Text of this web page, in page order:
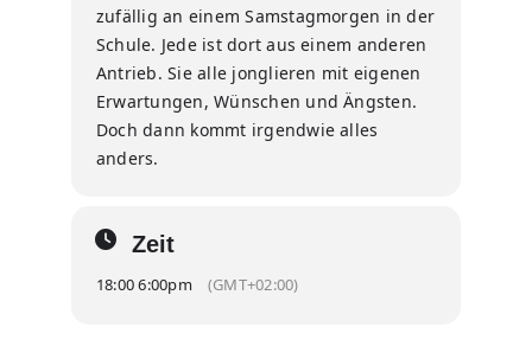
zufällig an einem Samstagmorgen in der
Schule. Jede ist dort aus einem anderen
Antrieb. Sie alle jonglieren mit eigenen
Erwartungen, Wünschen und Ängsten.
Doch dann kommt irgendwie alles
anders.
Zeit
18:00 6:00pm (GMT+02:00)